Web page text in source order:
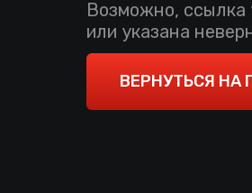
Возможно, ссылка
или указана
ВЕРНУТЬСЯ НА